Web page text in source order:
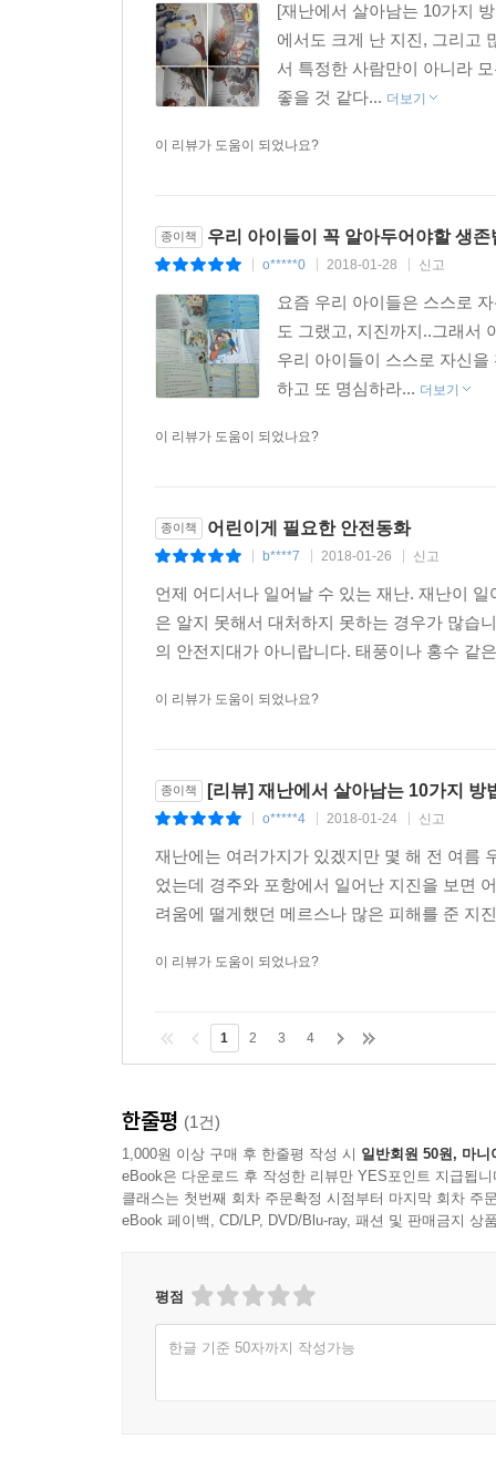
[재난에서 살아남는 10가지
에서도 크게 난 지진, 그리고
서 특정한 사람만이 아니라
좋을 것 같다... 더보기
이 리뷰가 도움이 되었나요?
종이책 우리 아이들이 꼭 알아두어야할 생
o*****0 2018-01-28 신고
요즘 우리 아이들은 스스로
도 그랬고, 지진까지..그래서
우리 아이들이 스스로 자신
하고 또 명심하라... 더보기
이 리뷰가 도움이 되었나요?
종이책 어린이게 필요한 안전동화
b****7 2018-01-26 신고
언제 어디서나 일어날 수 있는 재난. 재난이
은 알지 못해서 대처하지 못하는 경우가 많습
의 안전지대가 아니랍니다. 태풍이나 홍수 같
이 리뷰가 도움이 되었나요?
종이책 [리뷰] 재난에서 살아남는 10가지 방
o*****4 2018-01-24 신고
재난에는 여러가지가 있겠지만 몇 해 전 여름
었는데 경주와 포항에서 일어난 지진을 보면
려움에 떨게했던 메르스나 많은 피해를 준 지
이 리뷰가 도움이 되었나요?
1 2 3 4
한줄평 (1건)
1,000원 이상 구매 후 한줄평 작성 시 일반회원 50원, 마니
eBook은 다운로드 후 작성한 리뷰만 YES포인트 지급됩니
클래스는 첫번째 회차 주문확정 시점부터 마지막 회차 주
eBook 페이백, CD/LP, DVD/Blu-ray, 패션 및 판매금지 상
평점
한글 기준 50자까지 작성가능